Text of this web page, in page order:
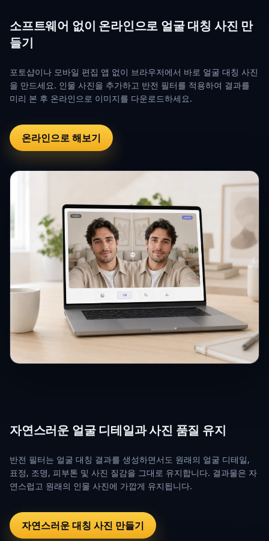
소프트웨어 없이 온라인으로 얼굴 대칭 사진 만
들기
포토샵이나 모바일 편집 앱 없이 브라우저에서 바로 얼굴 대칭 사진
을 만드세요. 인물 사진을 추가하고 반전 필터를 적용하여 결과를
미리 본 후 온라인으로 이미지를 다운로드하세요.
온라인으로 해보기
자연스러운 얼굴 디테일과 사진 품질 유지
반전 필터는 얼굴 대칭 결과를 생성하면서도 원래의 얼굴 디테일,
표정, 조명, 피부톤 및 사진 질감을 그대로 유지합니다. 결과물은 자
연스럽고 원래의 인물 사진에 가깝게 유지됩니다.
자연스러운 대칭 사진 만들기